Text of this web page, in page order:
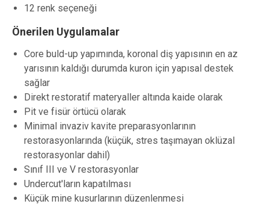
12 renk seçeneği
Önerilen Uygulamalar
Core buld-up yapımında, koronal diş yapısının en az
yarısının kaldığı durumda kuron için yapısal destek
sağlar
Direkt restoratif materyaller altında kaide olarak
Pit ve fisür örtücü olarak
Minimal invaziv kavite preparasyonlarının
restorasyonlarında (küçük, stres taşımayan oklüzal
restorasyonlar dahil)
Sınıf III ve V restorasyonlar
Undercut'ların kapatılması
Küçük mine kusurlarının düzenlenmesi